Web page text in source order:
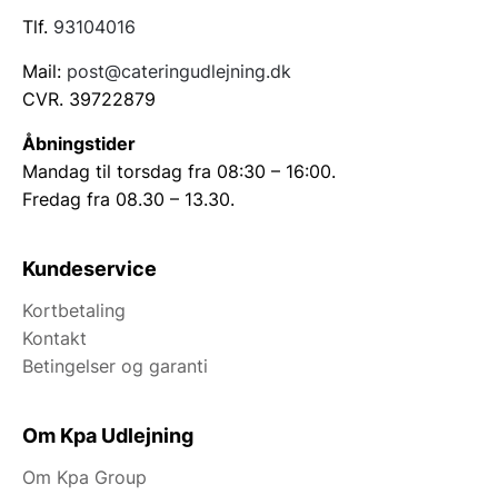
Tlf. 93104016
Mail: post@cateringudlejning.dk
CVR. 39722879
Åbningstider
Mandag til torsdag fra 08:30 – 16:00.
Fredag fra 08.30 – 13.30.
Kundeservice
Kortbetaling
Kontakt
Betingelser og garanti
Om Kpa Udlejning
Om Kpa Group